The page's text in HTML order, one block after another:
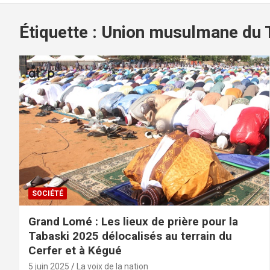
Étiquette : Union musulmane du
SOCIÉTÉ
Grand Lomé : Les lieux de prière pour la
Tabaski 2025 délocalisés au terrain du
Cerfer et à Kégué
5 juin 2025 La voix de la nation